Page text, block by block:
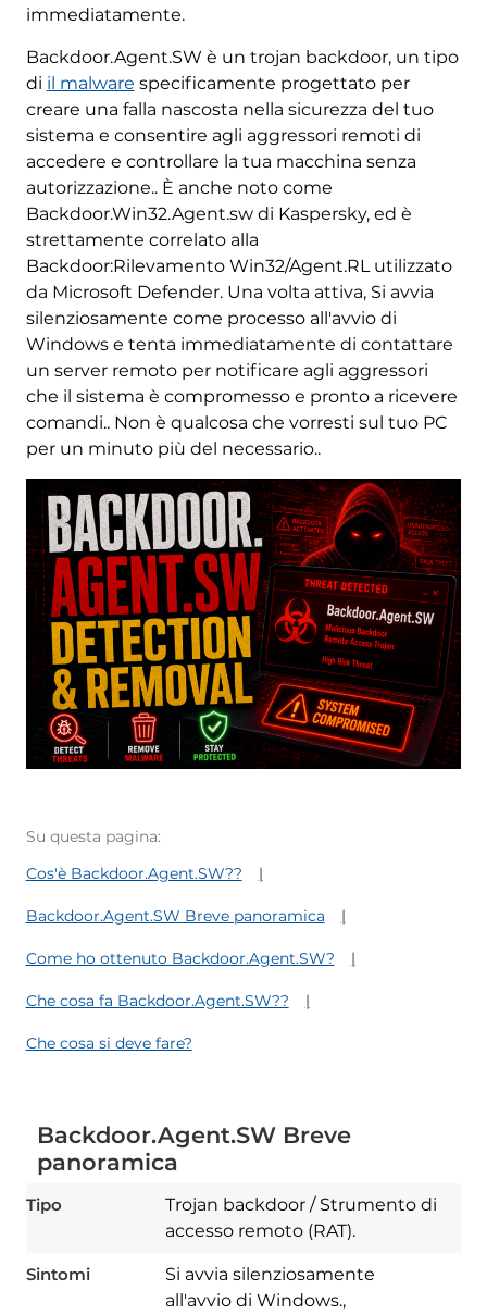
immediatamente.
Backdoor.Agent.SW è un trojan backdoor, un tipo
di il malware specificamente progettato per
creare una falla nascosta nella sicurezza del tuo
sistema e consentire agli aggressori remoti di
accedere e controllare la tua macchina senza
autorizzazione.. È anche noto come
Backdoor.Win32.Agent.sw di Kaspersky, ed è
strettamente correlato alla
Backdoor:Rilevamento Win32/Agent.RL utilizzato
da Microsoft Defender. Una volta attiva, Si avvia
silenziosamente come processo all'avvio di
Windows e tenta immediatamente di contattare
un server remoto per notificare agli aggressori
che il sistema è compromesso e pronto a ricevere
comandi.. Non è qualcosa che vorresti sul tuo PC
per un minuto più del necessario..
Su questa pagina:
Cos'è Backdoor.Agent.SW??
Backdoor.Agent.SW Breve panoramica
Come ho ottenuto Backdoor.Agent.SW?
Che cosa fa Backdoor.Agent.SW??
Che cosa si deve fare?
Backdoor.Agent.SW Breve
panoramica
Tipo
Trojan backdoor / Strumento di
accesso remoto (RAT).
Sintomi
Si avvia silenziosamente
all'avvio di Windows.,